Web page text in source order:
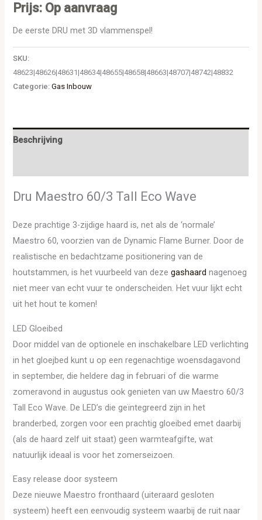
Prijs: Op aanvraag
De eerste DRU met 3D vlammenspel!
SKU:
48623|48626|48631|48634|48655|48658|48663|48707|48742|48832
Categorie:Gas Inbouw
Beschrijving
Dru Maestro 60/3 Tall Eco Wave
Deze prachtige 3-zijdige haard is, net als de ‘normale’
Maestro 60, voorzien van de Dynamic Flame Burner. Door de
realistische en bedachtzame positionering van de
houtstammen, is het vuurbeeld van dezegashaard nagenoeg
niet meer van echt vuur te onderscheiden. Het vuur lijkt echt
uit het hout te komen!
LED Gloeibed
Door middel van de optionele en inschakelbare LED verlichting
in het gloejbed kunt u op een regenachtige woensdagavond
in september, die heldere dag in februari of die warme
zomeravond in augustus ook genieten van uw Maestro 60/3
Tall Eco Wave. De LED’s die geïntegreerd zijn in het
branderbed, zorgen voor een prachtig gloeibed emet daarbij
(als de haard zelf uit staat) geen warmteafgifte, wat
natuurlijk ideaal is voor het zomerseizoen.
Easy release door systeem
Deze nieuwe Maestro fronthaard (uiteraard gesloten
systeem) heeft een eenvoudig systeem waarbij de ruit naar